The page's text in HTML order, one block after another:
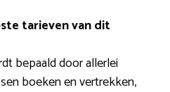
tarieven van dit
bepaald door allerlei
boeken en vertrekken,